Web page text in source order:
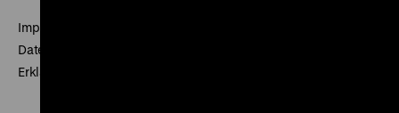
Impressum
Datenschutz
Erklärung digitale Barrierefreiheit